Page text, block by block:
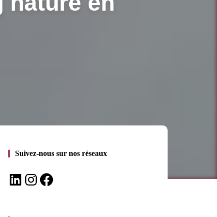
Suivez-nous sur nos réseaux
LinkedInInstagramFacebook